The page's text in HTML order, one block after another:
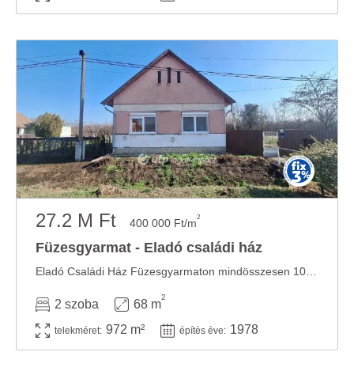
27.2 M Ft 400 000 Ft/m2
Füzesgyarmat - Eladó családi ház
2 szoba 68 m
2
telekméret: 972 m² építés éve: 1978